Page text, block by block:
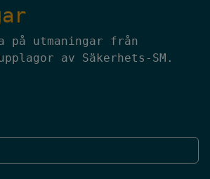
på utmaningar från
av Säkerhets-SM.